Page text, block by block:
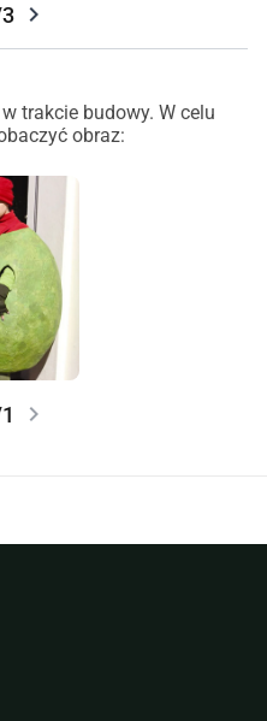
chevron_right
trakcie budowy. W celu
obraz:
chevron_right